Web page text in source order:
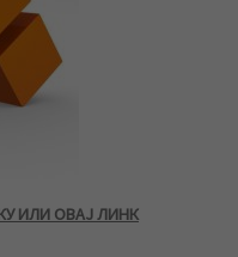
ИЛИ ОВАЈ ЛИНК